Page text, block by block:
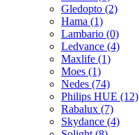
Gledopto (2)
Hama (1)
Lambario (0)
Ledvance (4)
Maxlife (1)
Moes (1)
Nedes (74)
Philips HUE (12)
Rabalux (7)
Skydance (4)